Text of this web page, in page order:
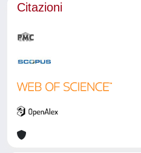
Citazioni